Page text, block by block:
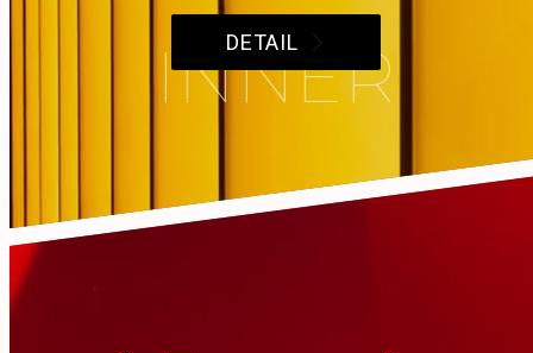
INNER
DETAIL